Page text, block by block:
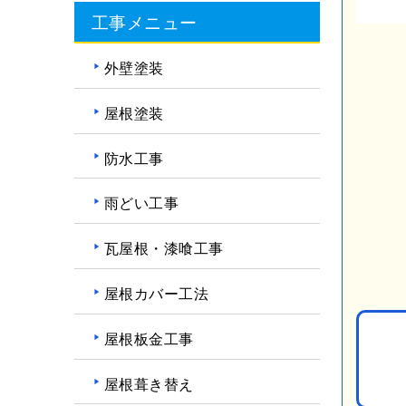
工事メニュー
外壁塗装
屋根塗装
防水工事
雨どい工事
瓦屋根・漆喰工事
屋根カバー工法
屋根板金工事
屋根葺き替え